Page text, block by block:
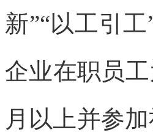
新”“以工引
企业在职员
月以上并参